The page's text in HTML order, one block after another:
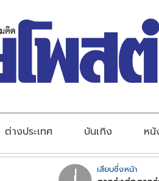
ต่างประเทศ บันเทิง ห
เสียบซึ่งหน้า